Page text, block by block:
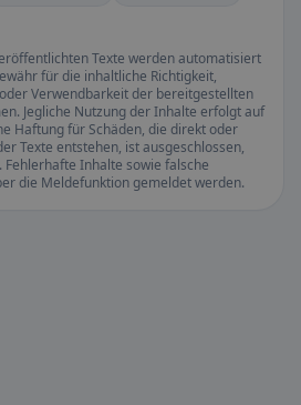
Texte werden automatisiert
für die inhaltliche Richtigkeit,
Verwendbarkeit der bereitgestellten
Jegliche Nutzung der Inhalte erfolgt auf
Haftung für Schäden, die direkt oder
Texte entstehen, ist ausgeschlossen,
Inhalte sowie falsche
die Meldefunktion gemeldet werden.